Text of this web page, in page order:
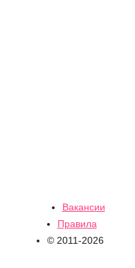
Вакансии
Правила
© 2011-2026